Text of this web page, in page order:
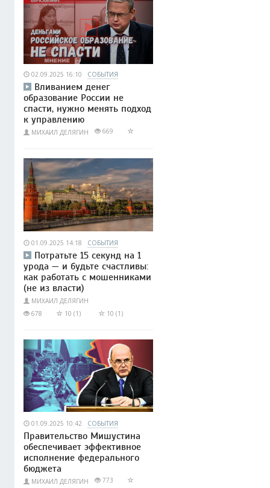
02.09.2025 16:10 СОБЫТИЯ
Вливанием денег
образование России не
спасти, нужно менять подход
к управлению
МИХАИЛ ДЕЛЯГИН 669
01.09.2025 14:18 СОБЫТИЯ
Потратьте 15 секунд на 1
урода — и будьте счастливы:
как работать с мошенниками
(не из власти)
МИХАИЛ ДЕЛЯГИН
678
10 (1) 10 (1)
01.09.2025 10:42 СОБЫТИЯ
Правительство Мишустина
обеспечивает эффективное
исполнение федерального
бюджета
МИХАИЛ ДЕЛЯГИН 773